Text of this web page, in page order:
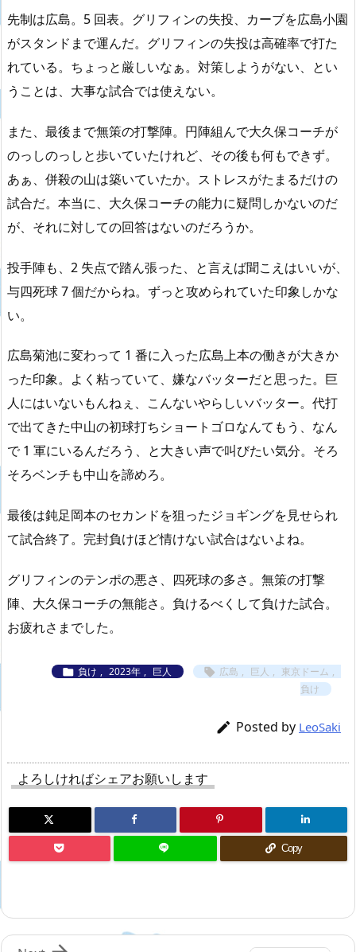
先制は広島。5 回表。グリフィンの失投、カーブを広島小園
がスタンドまで運んだ。グリフィンの失投は高確率で打た
れている。ちょっと厳しいなぁ。対策しようがない、とい
うことは、大事な試合では使えない。
また、最後まで無策の打撃陣。円陣組んで大久保コーチが
のっしのっしと歩いていたけれど、その後も何もできず。
あぁ、併殺の山は築いていたか。ストレスがたまるだけの
試合だ。本当に、大久保コーチの能力に疑問しかないのだ
が、それに対しての回答はないのだろうか。
投手陣も、2 失点で踏ん張った、と言えば聞こえはいいが、
与四死球 7 個だからね。ずっと攻められていた印象しかな
い。
広島菊池に変わって 1 番に入った広島上本の働きが大きか
った印象。よく粘っていて、嫌なバッターだと思った。巨
人にはいないもんねぇ、こんないやらしいバッター。代打
で出てきた中山の初球打ちショートゴロなんてもう、なん
で 1 軍にいるんだろう、と大きい声で叫びたい気分。そろ
そろベンチも中山を諦めろ。
最後は鈍足岡本のセカンドを狙ったジョギングを見せられ
て試合終了。完封負けほど情けない試合はないよね。
グリフィンのテンポの悪さ、四死球の多さ。無策の打撃
陣、大久保コーチの無能さ。負けるべくして負けた試合。
お疲れさまでした。
 負け , 2023年 , 巨人  広島 , 巨人 , 東京ドーム ,
負け
 Posted by LeoSaki
よろしければシェアお願いします
Copy